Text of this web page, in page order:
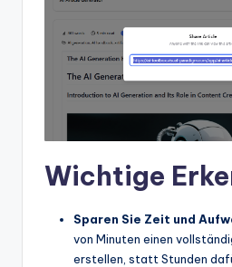
Wichtige
Sparen Sie Zeit und
von Minuten einen
erstellen, statt Stunden